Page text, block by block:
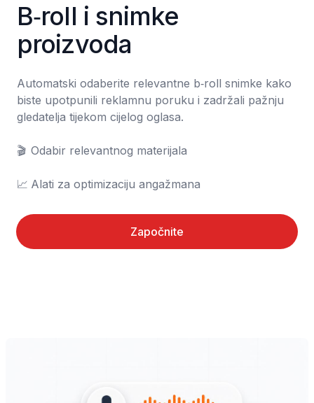
B‑roll i snimke
proizvoda
Automatski odaberite relevantne b‑roll snimke kako
biste upotpunili reklamnu poruku i zadržali pažnju
gledatelja tijekom cijelog oglasa.
🎬	Odabir relevantnog materijala
📈	Alati za optimizaciju angažmana
Započnite